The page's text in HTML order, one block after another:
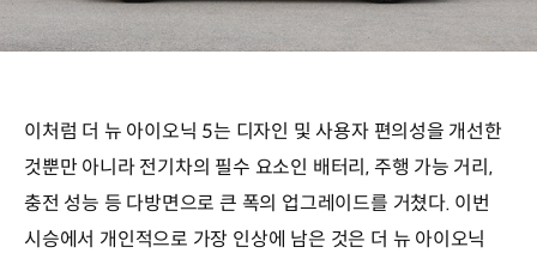
이처럼 더 뉴 아이오닉 5는 디자인 및 사용자 편의성을 개선한
것뿐만 아니라 전기차의 필수 요소인 배터리, 주행 가능 거리,
충전 성능 등 다방면으로 큰 폭의 업그레이드를 거쳤다. 이번
시승에서 개인적으로 가장 인상에 남은 것은 더 뉴 아이오닉